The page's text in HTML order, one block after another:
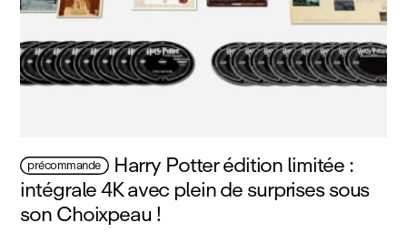
précommande Harry Potter édition limitée :
intégrale 4K avec plein de surprises sous
son Choixpeau !